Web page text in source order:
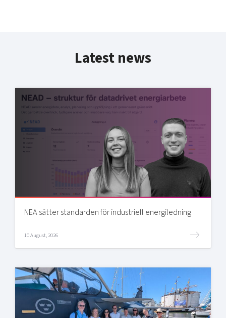
Latest news
NEA sätter standarden för industriell energiledning
10 August, 2026